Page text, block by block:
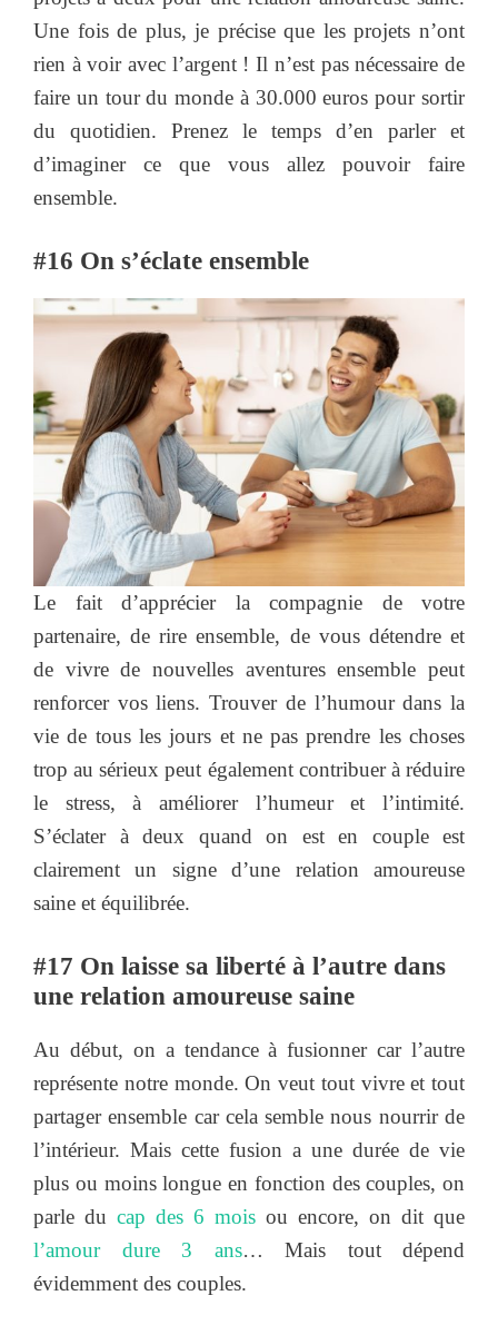
Une fois de plus, je précise que les projets n’ont
rien à voir avec l’argent ! Il n’est pas nécessaire de
faire un tour du monde à 30.000 euros pour sortir
du quotidien. Prenez le temps d’en parler et
d’imaginer ce que vous allez pouvoir faire
ensemble.
#16 On s’éclate ensemble
Le fait d’apprécier la compagnie de votre
partenaire, de rire ensemble, de vous détendre et
de vivre de nouvelles aventures ensemble peut
renforcer vos liens. Trouver de l’humour dans la
vie de tous les jours et ne pas prendre les choses
trop au sérieux peut également contribuer à réduire
le stress, à améliorer l’humeur et l’intimité.
S’éclater à deux quand on est en couple est
clairement un signe d’une relation amoureuse
saine et équilibrée.
#17 On laisse sa liberté à l’autre dans
une relation amoureuse saine
Au début, on a tendance à fusionner car l’autre
représente notre monde. On veut tout vivre et tout
partager ensemble car cela semble nous nourrir de
l’intérieur. Mais cette fusion a une durée de vie
plus ou moins longue en fonction des couples, on
parle du cap des 6 mois ou encore, on dit que
l’amour dure 3 ans… Mais tout dépend
évidemment des couples.